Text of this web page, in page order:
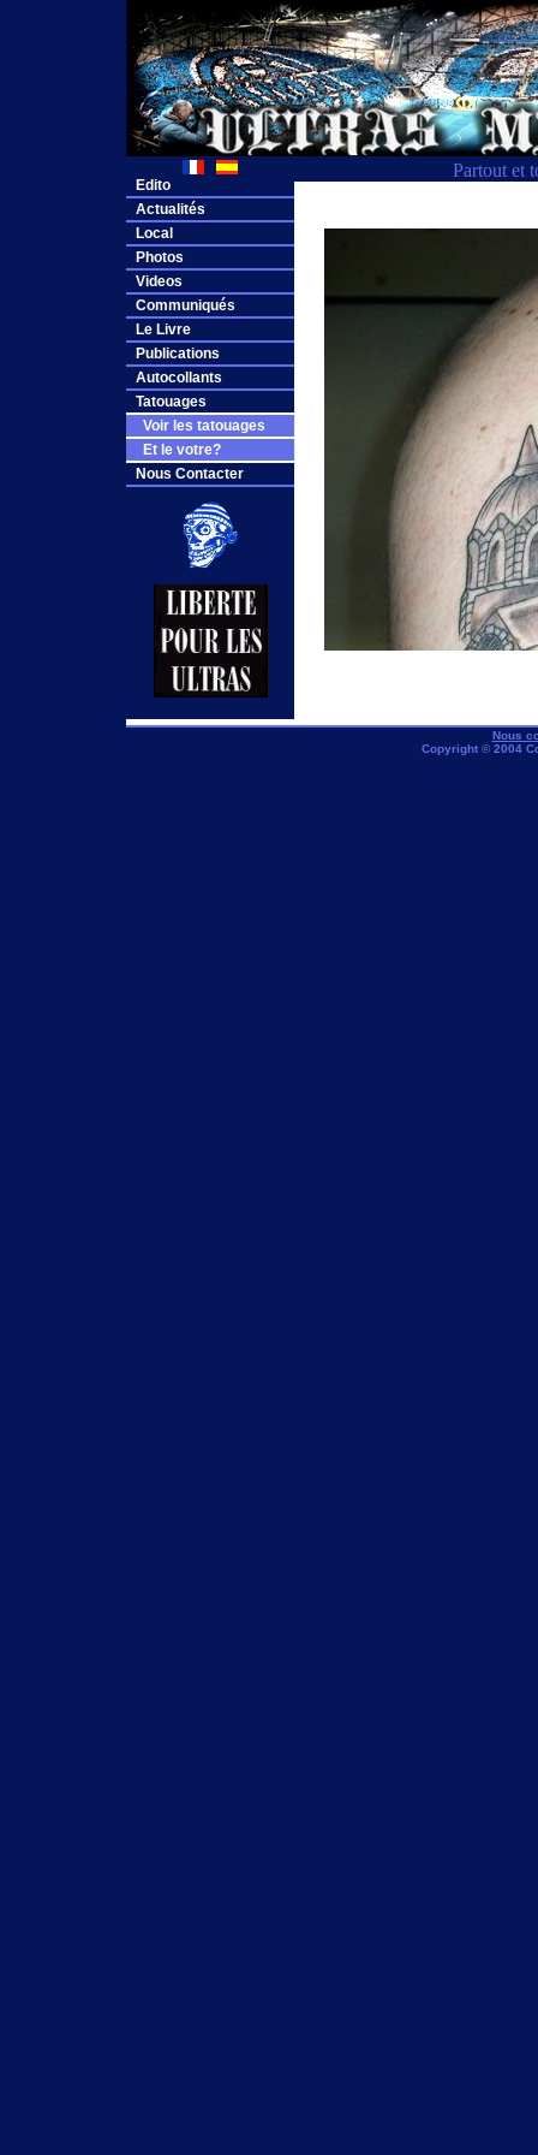
Partout et
Edito
Actualités
Local
Photos
Videos
Communiqués
Le Livre
Publications
Autocollants
Tatouages
Voir les tatouages
Et le votre?
Nous Contacter
Nous
Copyright © 2004